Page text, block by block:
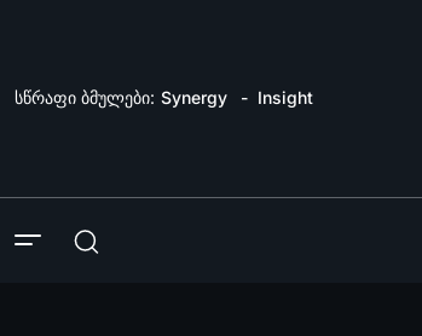
სწრაფი ბმულები: Synergy Insight